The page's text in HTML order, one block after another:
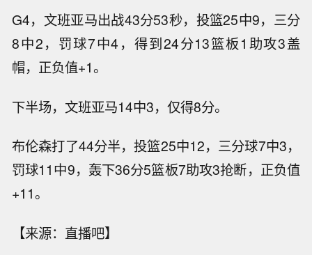
G4，文班亚马出战43分53秒，投篮25中9，三分
8中2，罚球7中4，得到24分13篮板1助攻3盖
帽，正负值+1。
下半场，文班亚马14中3，仅得8分。
布伦森打了44分半，投篮25中12，三分球7中3，
罚球11中9，轰下36分5篮板7助攻3抢断，正负值
+11。
【来源：直播吧】